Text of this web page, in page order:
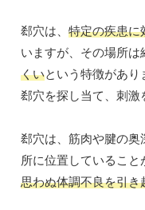
郄穴は、 特定の疾患に
いますが、その場所は
くいという特徴があ
郄穴を探し当て、刺激
郄穴は、筋肉や腱の
所に位置していること
思わぬ体調不良を引き